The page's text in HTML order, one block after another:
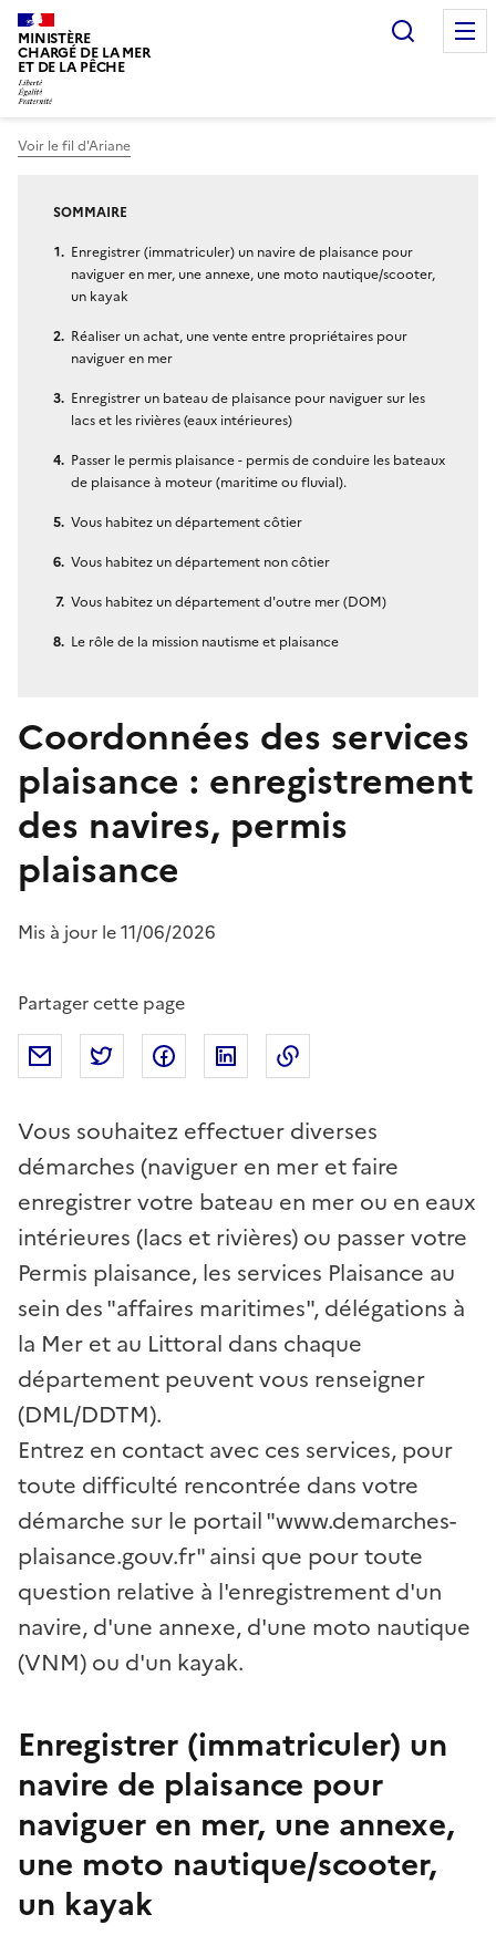
MINISTÈRE
CHARGÉ DE LA MER
ET DE LA PÊCHE
Voir le fil d'Ariane
SOMMAIRE
Enregistrer (immatriculer) un navire de plaisance pour
naviguer en mer, une annexe, une moto nautique/scooter,
un kayak
Réaliser un achat, une vente entre propriétaires pour
naviguer en mer
Enregistrer un bateau de plaisance pour naviguer sur les
lacs et les rivières (eaux intérieures)
Passer le permis plaisance - permis de conduire les bateaux
de plaisance à moteur (maritime ou fluvial).
Vous habitez un département côtier
Vous habitez un département non côtier
Vous habitez un département d'outre mer (DOM)
Le rôle de la mission nautisme et plaisance
Coordonnées des services
plaisance : enregistrement
des navires, permis
plaisance
Mis à jour le 11/06/2026
Partager cette page
Partager par mailPartager sur Twitter
Partager sur Facebook
Partager sur Linkedin
Vous souhaitez effectuer diverses
démarches (naviguer en mer et faire
enregistrer votre bateau en mer ou en eaux
intérieures (lacs et rivières) ou passer votre
Permis plaisance, les services Plaisance au
sein des "affaires maritimes", délégations à
la Mer et au Littoral dans chaque
département peuvent vous renseigner
(DML/DDTM).
Entrez en contact avec ces services, pour
toute difficulté rencontrée dans votre
démarche sur le portail "www.demarches-
plaisance.gouv.fr" ainsi que pour toute
question relative à l'enregistrement d'un
navire, d'une annexe, d'une moto nautique
(VNM) ou d'un kayak.
Enregistrer (immatriculer) un
navire de plaisance pour
naviguer en mer, une annexe,
une moto nautique/scooter,
un kayak